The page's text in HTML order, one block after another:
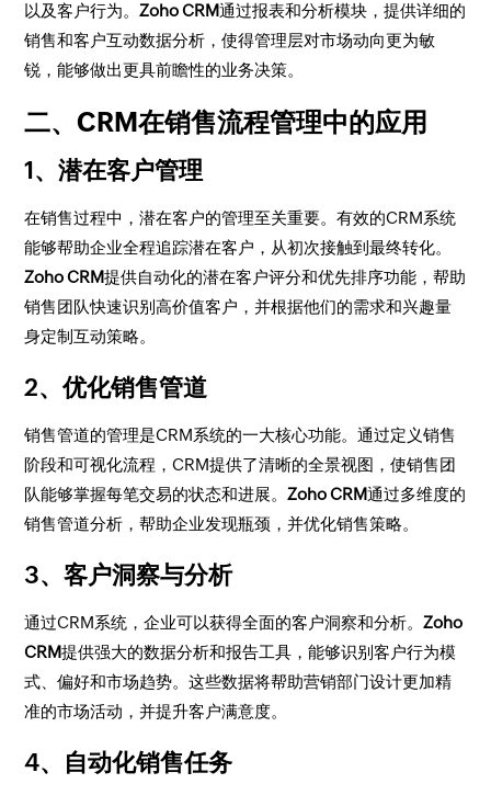
以及客户行为。Zoho CRM通过报表和分析模块，提供详细的
销售和客户互动数据分析，使得管理层对市场动向更为敏
锐，能够做出更具前瞻性的业务决策。
二、CRM在销售流程管理中的应用
1、潜在客户管理
在销售过程中，潜在客户的管理至关重要。有效的CRM系统
能够帮助企业全程追踪潜在客户，从初次接触到最终转化。
Zoho CRM提供自动化的潜在客户评分和优先排序功能，帮助
销售团队快速识别高价值客户，并根据他们的需求和兴趣量
身定制互动策略。
2、优化销售管道
销售管道的管理是CRM系统的一大核心功能。通过定义销售
阶段和可视化流程，CRM提供了清晰的全景视图，使销售团
队能够掌握每笔交易的状态和进展。Zoho CRM通过多维度的
销售管道分析，帮助企业发现瓶颈，并优化销售策略。
3、客户洞察与分析
通过CRM系统，企业可以获得全面的客户洞察和分析。Zoho
CRM提供强大的数据分析和报告工具，能够识别客户行为模
式、偏好和市场趋势。这些数据将帮助营销部门设计更加精
准的市场活动，并提升客户满意度。
4、自动化销售任务